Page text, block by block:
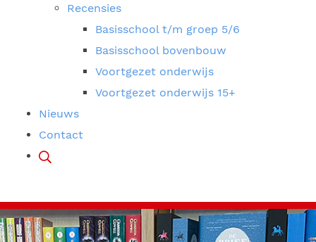
Recensies
Basisschool t/m groep 5/6
Basisschool bovenbouw
Voortgezet onderwijs
Voortgezet onderwijs 15+
Nieuws
Contact